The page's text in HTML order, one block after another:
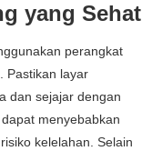
yang Sehat
perangkat
. Pastikan layar
dan sejajar dengan
menyebabkan
kelelahan. Selain